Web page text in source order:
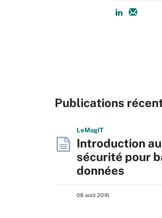
Publications
LeMagIT
Introduction
sécurité pour
données
08 août 2016